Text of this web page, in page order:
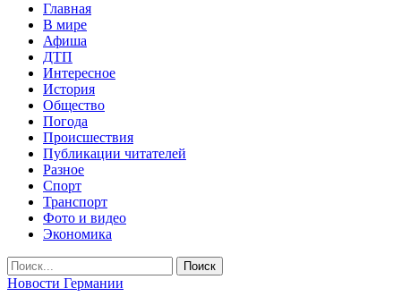
Главная
В мире
Афиша
ДТП
Интересное
История
Общество
Погода
Происшествия
Публикации читателей
Разное
Спорт
Транспорт
Фото и видео
Экономика
Новости Германии